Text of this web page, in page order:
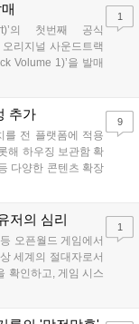
의 첫번째 공식
리지널 사운드트랙
Volume 1)’을 발매
Content)를 통해
1
추가
를 전 플랫폼에 적용
해 하우징 보관함 확
다양한 콘텐츠 확장
는 변화는 설정 메
9
저의 심리
오픈월드 게임에서
세계의 절대자로서
확인하고, 게임 시스
기려는 복합적인 심
1